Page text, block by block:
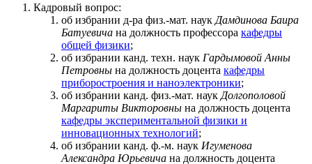
Кадровый вопрос:
об избрании д-ра физ.-мат. наук Дамдинова Баира
Батуевича на должность профессора кафедры
общей физики;
об избрании канд. техн. наук Гардымовой Анны
Петровны на должность доцента кафедры
приборостроения и наноэлектроники;
об избрании канд. физ.-мат. наук Долгополовой
Маргариты Викторовны на должность доцента
кафедры экспериментальной физики и
инновационных технологий;
об избрании канд. ф.-м. наук Игуменова
Александра Юрьевича на должность доцента